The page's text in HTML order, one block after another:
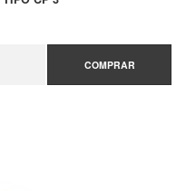
COMPRAR